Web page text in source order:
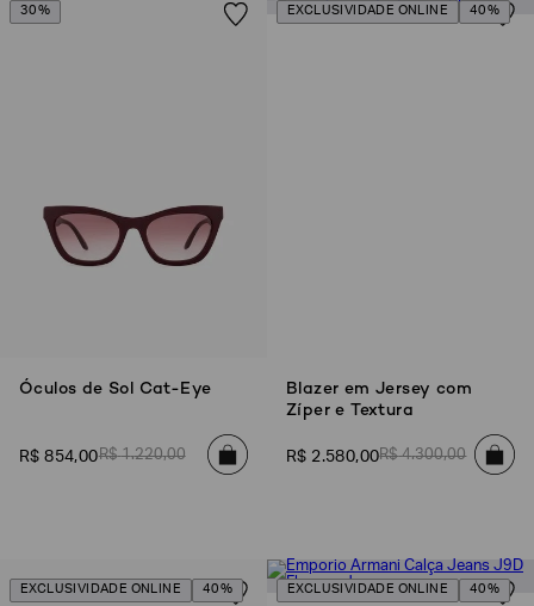
30%
Óculos de Sol Cat-Eye
R$ 854,00R$ 1.220,00
EXCLUSIVIDADE ONLINE 40%
Blazer em Jersey com
Zíper e Textura
R$ 2.580,00R$ 4.300,00
EXCLUSIVIDADE ONLINE 40% EXCLUSIVIDADE ONLINE 40%
Armani/Silos